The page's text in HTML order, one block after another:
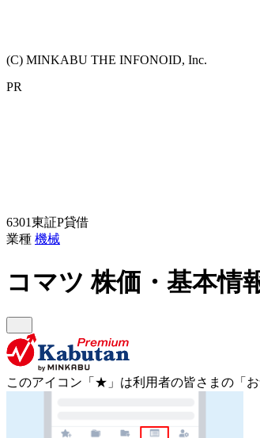
(C) MINKABU THE INFONOID, Inc.
PR
6301東証P貸借
業種 機械
コマツ株価・基本情
このアイコン 「★」 は利用者の皆さまの 「